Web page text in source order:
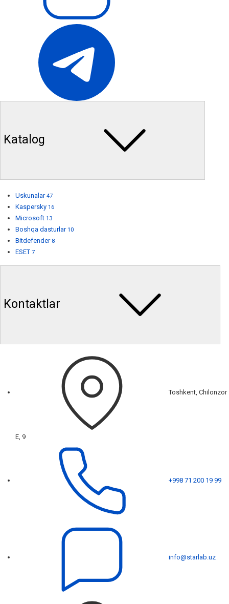
Katalog
Uskunalar 47
Kaspersky 16
Microsoft 13
Boshqa dasturlar 10
Bitdefender 8
ESET 7
Kontaktlar
Toshkent, Chilonzor
E, 9
+998 71 200 19 99
info@starlab.uz